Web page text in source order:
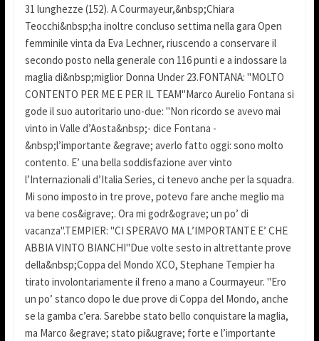
31 lunghezze (152). A Courmayeur,&nbsp;Chiara
Teocchi&nbsp;ha inoltre concluso settima nella gara Open
femminile vinta da Eva Lechner, riuscendo a conservare il
secondo posto nella generale con 116 punti e a indossare la
maglia di&nbsp;miglior Donna Under 23.FONTANA: "MOLTO
CONTENTO PER ME E PER IL TEAM"Marco Aurelio Fontana si
gode il suo autoritario uno-due: "Non ricordo se avevo mai
vinto in Valle d’Aosta&nbsp;- dice Fontana -
&nbsp;l’importante &egrave; averlo fatto oggi: sono molto
contento. E’ una bella soddisfazione aver vinto
l’Internazionali d’Italia Series, ci tenevo anche per la squadra.
Mi sono imposto in tre prove, potevo fare anche meglio ma
va bene cos&igrave;. Ora mi godr&ograve; un po’ di
vacanza".TEMPIER: "CI SPERAVO MA L’IMPORTANTE E’ CHE
ABBIA VINTO BIANCHI"Due volte sesto in altrettante prove
della&nbsp;Coppa del Mondo XCO, Stephane Tempier ha
tirato involontariamente il freno a mano a Courmayeur. "Ero
un po’ stanco dopo le due prove di Coppa del Mondo, anche
se la gamba c’era. Sarebbe stato bello conquistare la maglia,
ma Marco &egrave; stato pi&ugrave; forte e l’importante